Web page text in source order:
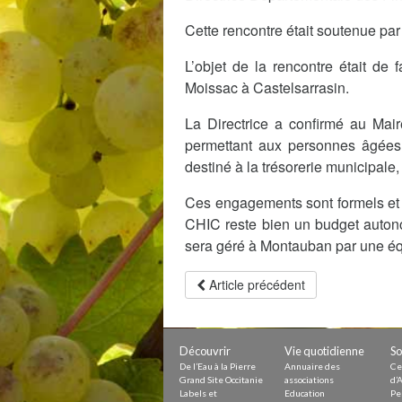
Écoles
Centre de loisirs
Le service AED-AESH
Pôle fruitier
Tourisme
Marchés de plein vent
PAM – Pôle d’Attractivité de
Animations du centre-ville
Annuaire des commerces
Démarchage
Urbanisme
Environnement développement
Déchets
Prévention des risques
Crues
Cette rencontre était soutenue
L’objet de la rencontre était de
Moissac à Castelsarrasin.
La Directrice a confirmé au
permettant aux personnes
destiné à la trésorerie
Ces engagements sont formels
CHIC reste bien un budget
sera géré à Montauban par une
Article précédent
Découvrir
De l’Eau à la Pierre
Grand Site Occitanie
Labels et
Vie quotidienne
Annuaire des
associations
Education